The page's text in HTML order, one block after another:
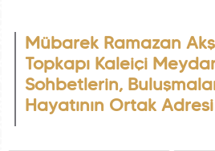
Mübarek Ramazan
Topkapı Kaleiçi
Sohbetlerin,
Hayatının Ortak